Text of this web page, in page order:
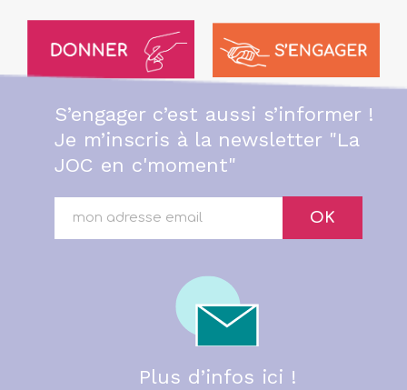
S’engager c’est aussi s’informer !
Je m’inscris à la newsletter "La
JOC en c'moment"
OK
Plus d’infos ici !